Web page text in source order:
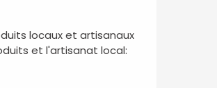
locaux et artisanaux
et l'artisanat local: